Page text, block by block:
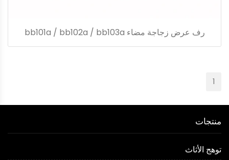
رف عرض زجاجة مضاء bb101a / bb102a / bb103a
1
منتجات
توهج الأثاث